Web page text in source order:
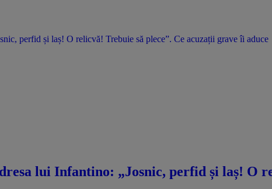
perfid și laș! O relicvă! Trebuie să plece”. Ce acuzații grave îi aduce
lui Infantino: „Josnic, perfid și laș! O